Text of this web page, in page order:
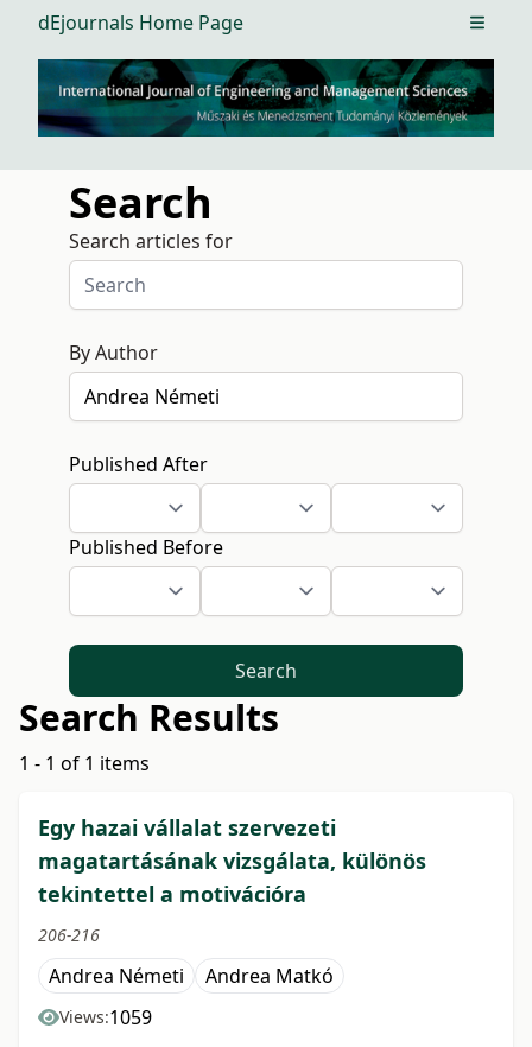
dEjournals Home Page Open
Search
Search articles for
By Author
Published After
Published Before
Search
Search Results
1 - 1 of 1 items
Egy hazai vállalat szervezeti
magatartásának vizsgálata, különös
tekintettel a motivációra
206-216
Andrea Németi Andrea Matkó
Views:1059